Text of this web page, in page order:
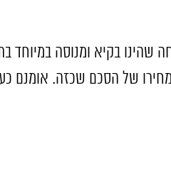
שהינו בקיא ומנוסה
מחירו של הסכם שכזה.